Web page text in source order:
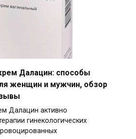
Далацин: способы
женщин и мужчин, обзор
Далацин активно
гинекологических